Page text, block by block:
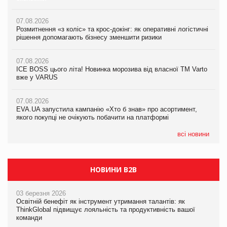
07.08.2026
Розмитнення «з коліс» та крос-докінг: як оперативні логістичні
рішення допомагають бізнесу зменшити ризики
07.08.2026
ICE BOSS цього літа! Новинка морозива від власної ТМ Varto
вже у VARUS
07.08.2026
EVA.UA запустила кампанію «Хто б знав» про асортимент,
якого покупці не очікують побачити на платформі
всі новини
07.08.2026
EVA.UA запустила кампанію «Хто б знав» про асортимент,
06.08.2026
Смачна новинка для хвостатих: у VARUS з’явилися паучі
05.08.2026
Мережа супермаркетів VARUS купує мережу магазинів
07.08.2026
Kraft Heinz скоротила збиток у першому півріччі
Продажі Hugo Boss впали на 9%
НОВИНИ B2B
03 березня 2026
Освітній бенефіт як інструмент утримання талантів: як
ThinkGlobal підвищує лояльність та продуктивність вашої
команди